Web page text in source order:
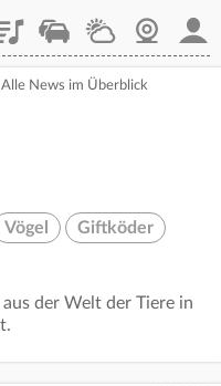
StaupilotWetterWebcam
News im Überblick
Vögel Giftköder
der Welt der Tiere in